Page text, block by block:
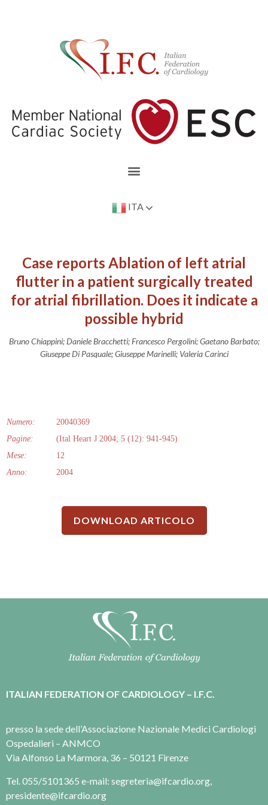
ITA
Case reports Ablation of left atrial
flutter in a patient surgically treated
for atrial fibrillation. Does it indicate a
possible hybrid
Bruno Chiappini; Daniele Bracchetti; Francesco Pergolini; Gaetano Barbato;
Giuseppe Di Pasquale; Giuseppe Marinelli; Valeria Carinci
Numero:
20040369
Pagine:
(Ital Heart J 2004; 5 (12): 941-945)
Mese:
12
Anno:
2004
DOWNLOAD ARTICOLO
ITALIAN FEDERATION OF CARDIOLOGY – I.F.C.
presso la sede dell’Associazione Nazionale Medici Cardiologi
Ospedalieri – ANMCO
Via Alfonso La Marmora, 36 – 50121 Firenze
Tel. 055/5101365 e-mail: segreteria@ifcardio.org,
presidente@ifcardio.org